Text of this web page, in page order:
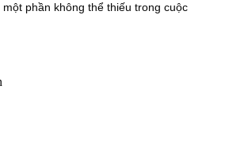
phần không thể thiếu trong cuộc